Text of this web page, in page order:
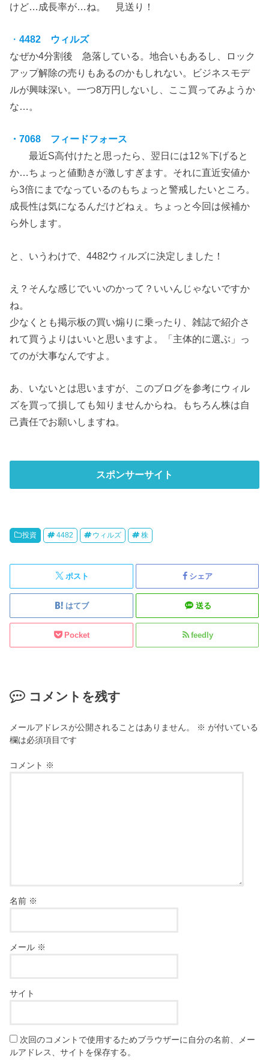
けど…成長率が…ね。 見送り！
・4482 ウィルズ
なぜか4分割後 急落している。地合いもあるし、ロック
アップ解除の売りもあるのかもしれない。ビジネスモデ
ルが興味深い。一つ8万円しないし、ここ買ってみようか
な…。
・7068 フィードフォース
最近S高付けたと思ったら、翌日には12％下げると
か…ちょっと値動きが激しすぎます。それに直近安値か
ら3倍にまでなっているのもちょっと警戒したいところ。
成長性は気になるんだけどねぇ。ちょっと今回は候補か
ら外します。
と、いうわけで、4482ウィルズに決定しました！
え？そんな感じでいいのかって？いいんじゃないですか
ね。
少なくとも掲示板の買い煽りに乗ったり、雑誌で紹介さ
れて買うよりはいいと思いますよ。「主体的に選ぶ」っ
てのが大事なんですよ。
あ、いないとは思いますが、このブログを参考にウィル
ズを買って損しても知りませんからね。もちろん株は自
己責任でお願いしますね。
スポンサーサイト
投資 4482 ウィルズ 株
ポスト シェア
はてブ 送る
Pocket feedly
コメントを残す
メールアドレスが公開されることはありません。 ※ が付いている
欄は必須項目です
コメント ※
名前 ※
メール ※
サイト
次回のコメントで使用するためブラウザーに自分の名前、メー
ルアドレス、サイトを保存する。